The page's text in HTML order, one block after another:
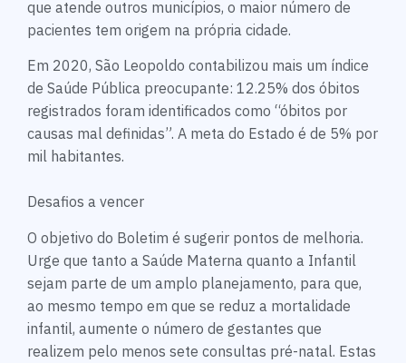
que atende outros municípios, o maior número de
pacientes tem origem na própria cidade.
Em 2020, São Leopoldo contabilizou mais um índice
de Saúde Pública preocupante: 12.25% dos óbitos
registrados foram identificados como “óbitos por
causas mal definidas”. A meta do Estado é de 5% por
mil habitantes.
Desafios a vencer
O objetivo do Boletim é sugerir pontos de melhoria.
Urge que tanto a Saúde Materna quanto a Infantil
sejam parte de um amplo planejamento, para que,
ao mesmo tempo em que se reduz a mortalidade
infantil, aumente o número de gestantes que
realizem pelo menos sete consultas pré-natal. Estas